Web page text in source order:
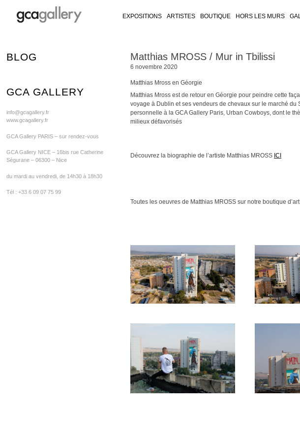
Skip
EXPOSITIONS ARTISTES BOUTIQUE HORS LES MURS
BLOG
GCA GALLERY
info@gcagallery.fr
www.gcagallery.fr
GCA Gallery PARIS – sur rendez-vous
GCA Gallery NICE – 16bis rue Catherine
Ségurane – 06300 – Nice
du mardi au vendredi, de 14h30 à 18h30
Tél : +33 6 09 07 75 99
Matthias MROSS / Mur in Tbilissi
6 novembre 2020
Matthias Mross en Géorgie
Matthias Mross est de retour en Géorgie pour peindre cette
voyage à Dublin et ses vendeurs de chevaux sur le marché
personnelle à la GCA Gallery Paris, Urban Cowboys, dont le
milieux défavorisés
Découvrez la biographie de l’artiste Matthias MROSS ICI
Toutes les oeuvres de Matthias MROSS sur notre boutique